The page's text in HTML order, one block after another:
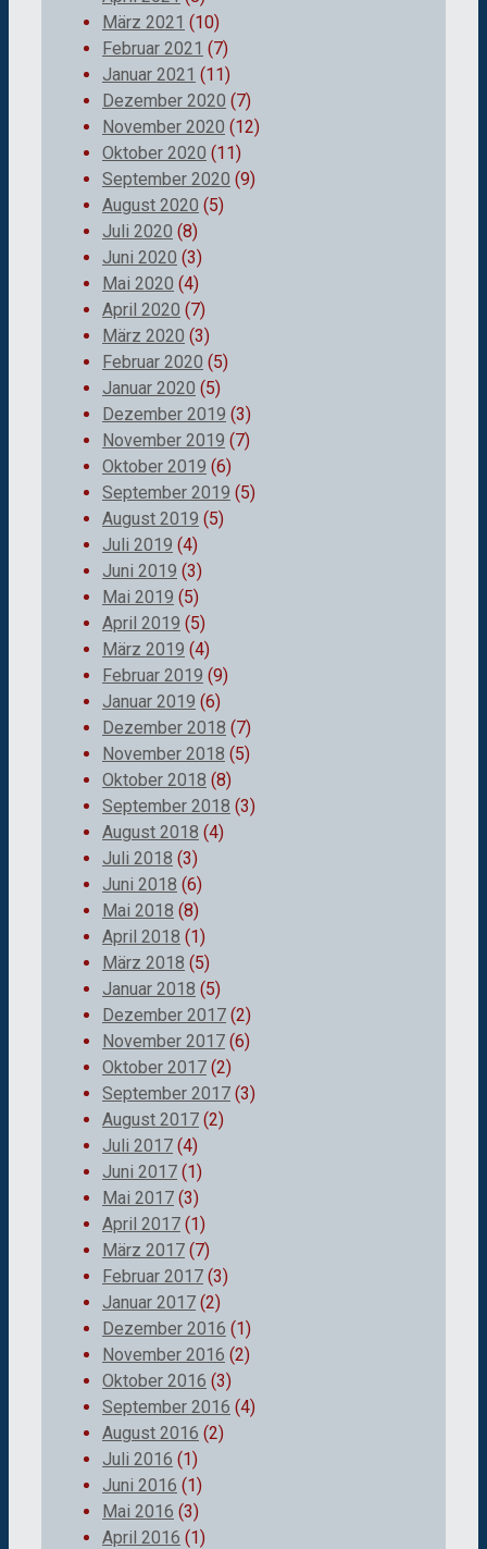
März 2021 (10)
Februar 2021 (7)
Januar 2021 (11)
Dezember 2020 (7)
November 2020 (12)
Oktober 2020 (11)
September 2020 (9)
August 2020 (5)
Juli 2020 (8)
Juni 2020 (3)
Mai 2020 (4)
April 2020 (7)
März 2020 (3)
Februar 2020 (5)
Januar 2020 (5)
Dezember 2019 (3)
November 2019 (7)
Oktober 2019 (6)
September 2019 (5)
August 2019 (5)
Juli 2019 (4)
Juni 2019 (3)
Mai 2019 (5)
April 2019 (5)
März 2019 (4)
Februar 2019 (9)
Januar 2019 (6)
Dezember 2018 (7)
November 2018 (5)
Oktober 2018 (8)
September 2018 (3)
August 2018 (4)
Juli 2018 (3)
Juni 2018 (6)
Mai 2018 (8)
April 2018 (1)
März 2018 (5)
Januar 2018 (5)
Dezember 2017 (2)
November 2017 (6)
Oktober 2017 (2)
September 2017 (3)
August 2017 (2)
Juli 2017 (4)
Juni 2017 (1)
Mai 2017 (3)
April 2017 (1)
März 2017 (7)
Februar 2017 (3)
Januar 2017 (2)
Dezember 2016 (1)
November 2016 (2)
Oktober 2016 (3)
September 2016 (4)
August 2016 (2)
Juli 2016 (1)
Juni 2016 (1)
Mai 2016 (3)
April 2016 (1)